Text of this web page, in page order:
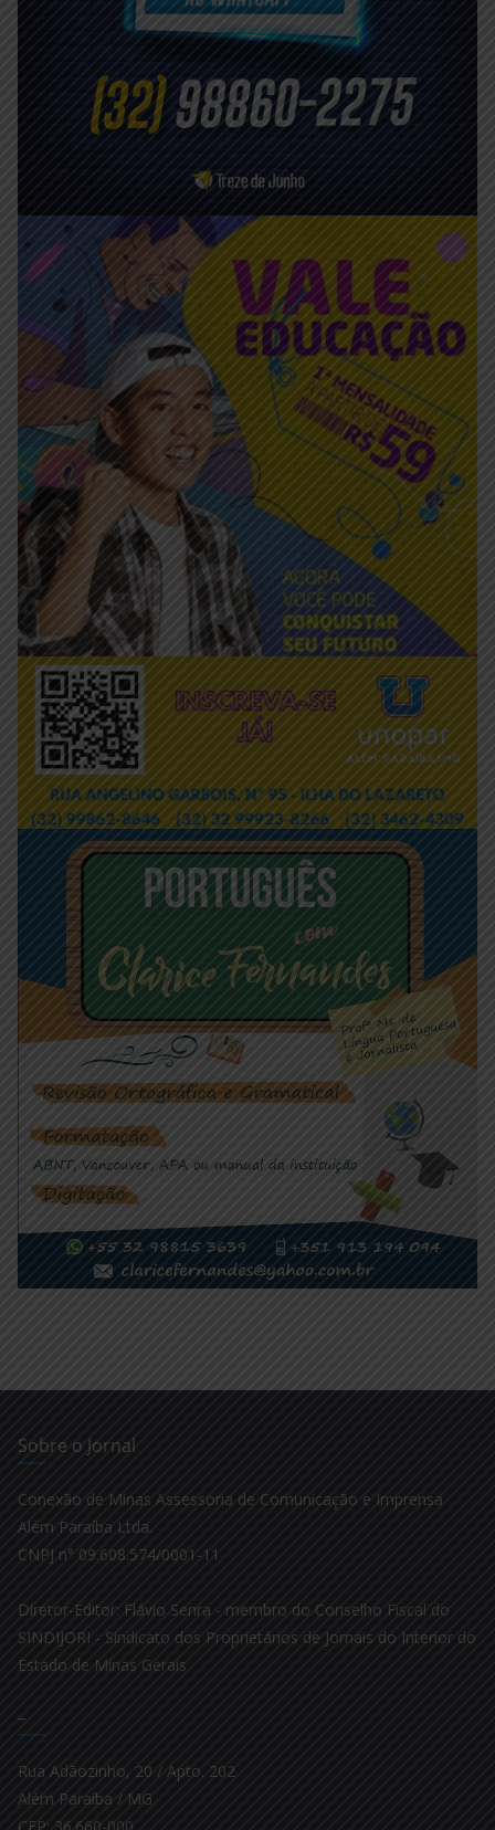
Sobre o Jornal
Conexão de Minas Assessoria de Comunicação e Imprensa
Além Paraíba Ltda.
CNPJ n° 09.608.574/0001-11
Diretor-Editor: Flávio Senra - membro do Conselho Fiscal do
SINDIJORI - Sindicato dos Proprietários de Jornais do Interior do
Estado de Minas Gerais
–
Rua Adãozinho, 20 / Apto. 202
Além Paraíba / MG